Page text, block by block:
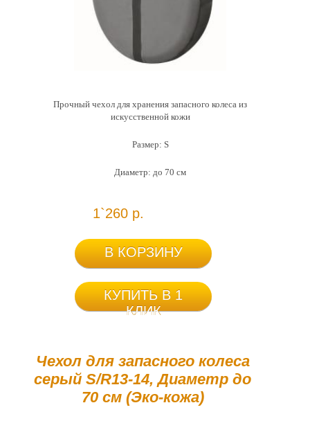
Чехол для запасного колеса
серый S/R13-14, Диаметр до
70 см (Эко-кожа)
Прочный чехол для хранения запасного колеса из
искусственной кожи
Размер: S
Диаметр: до 70 см
1`260 р.
В КОРЗИНУ
КУПИТЬ В 1
КЛИК